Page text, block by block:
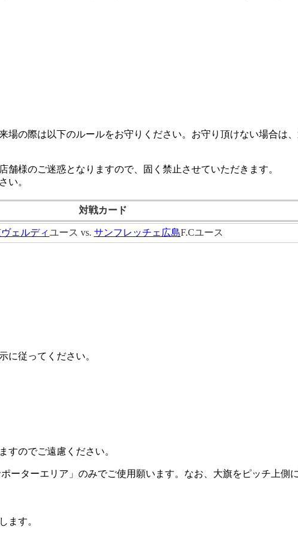
の際は以下のルールをお守りください。お守り頂けない場合は
様のご迷惑となりますので、固く禁止させていただきます。
い。
対戦カード
ェルディユース vs. サンフレッチェ広島F.Cユース
に従ってください。
すのでご遠慮ください。
ターエリア」のみでご使用願います。なお、大旗をピッチ上側
ます。